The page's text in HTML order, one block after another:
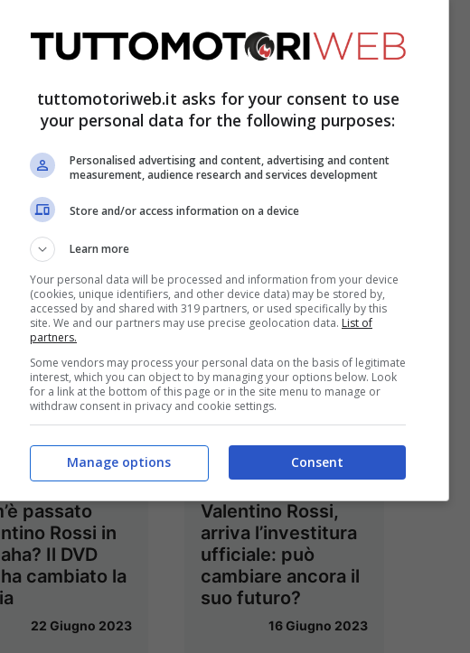
auto
Valentino
Un bolide
29 Giugno 2023
Valentino Rossi
torna in pista: ecco
gli orari della 24
ore di Spa
passato
Rossi in
Il DVD
cambiato la
22 Giugno 2023
Valentino Rossi,
arriva l’investitura
ufficiale: può
cambiare ancora il
suo futuro?
16 Giugno 2023
tuttomotoriweb.it asks for your consent to use
your personal data for the following purposes:
Personalised advertising and content, advertising and content
measurement, audience research and services development
Store and/or access information on a device
Learn more
Your personal data will be processed and information from your device
(cookies, unique identifiers, and other device data) may be stored by,
accessed by and shared with 319 partners, or used specifically by this
site. We and our partners may use precise geolocation data. List of
partners.
Some vendors may process your personal data on the basis of legitimate
interest, which you can object to by managing your options below. Look
for a link at the bottom of this page or in the site menu to manage or
withdraw consent in privacy and cookie settings.
Consent
Manage options